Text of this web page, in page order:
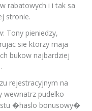
rabatowych i i tak sa
stronie.
Tony pieniedzy,
sie ktorzy maja
bukow najbardziej
rejestracyjnym na
wewnatrz pudelko
�haslo bonusowy�